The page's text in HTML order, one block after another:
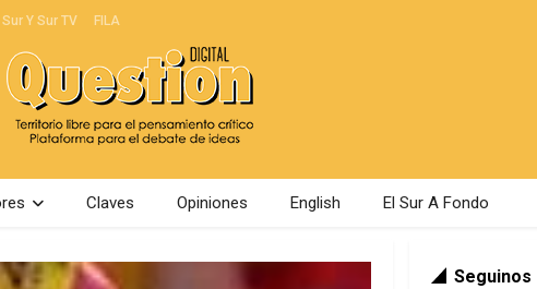
Sur Y Sur TV FILA
Claves Opiniones English El Sur A Fondo
Seguinos